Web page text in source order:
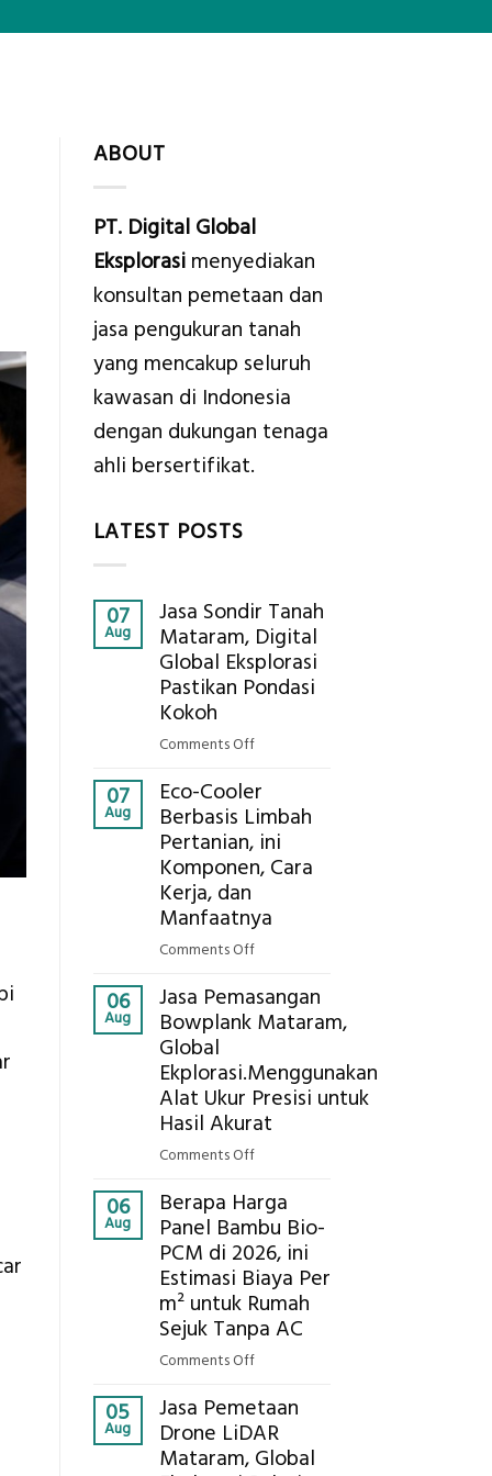
ABOUT
PT. Digital Global
Eksplorasimenyediakan
konsultan pemetaan dan
jasa pengukuran tanah
yang mencakup seluruh
kawasan di Indonesia
dengan dukungan tenaga
ahli bersertifikat.
LATEST POSTS
07
Aug
Jasa Sondir Tanah
Mataram, Digital
Global Eksplorasi
Pastikan Pondasi
Kokoh
Comments Offon
Sondir
Tanah
Mataram,
Digital
Eksplorasi
Pastikan
07
Aug
Eco-Cooler
Berbasis Limbah
Pertanian, ini
Komponen, Cara
Kerja, dan
Manfaatnya
Comments Offon
Cooler
Berbasis
Pertanian,
ini
Komponen,
Manfaatnya
06
Aug
Jasa Pemasangan
Bowplank Mataram,
Global
Ekplorasi.Menggunakan
Alat Ukur Presisi untuk
Hasil Akurat
Comments Offon
Pemasangan
Bowplank
Mataram,
Global
Ekplorasi.Menggunakan
Alat
untuk
Hasil
Akurat
06
Aug
Berapa Harga
Panel Bambu Bio-
PCM di 2026, ini
Estimasi Biaya Per
m² untuk Rumah
Sejuk Tanpa AC
Comments Offon
Harga
Panel
Bambu
05
Aug
Jasa Pemetaan
Drone LiDAR
Mataram, Global